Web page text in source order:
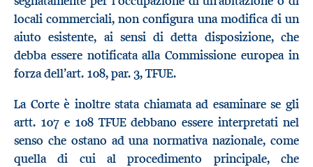
locali commerciali, non configura una modifica di un
aiuto esistente, ai sensi di detta disposizione, che
debba essere notificata alla Commissione europea in
forza dell’art. 108, par. 3, TFUE.
La Corte è inoltre stata chiamata ad esaminare se gli
artt. 107 e 108 TFUE debbano essere interpretati nel
senso che ostano ad una normativa nazionale, come
quella di cui al procedimento principale, che